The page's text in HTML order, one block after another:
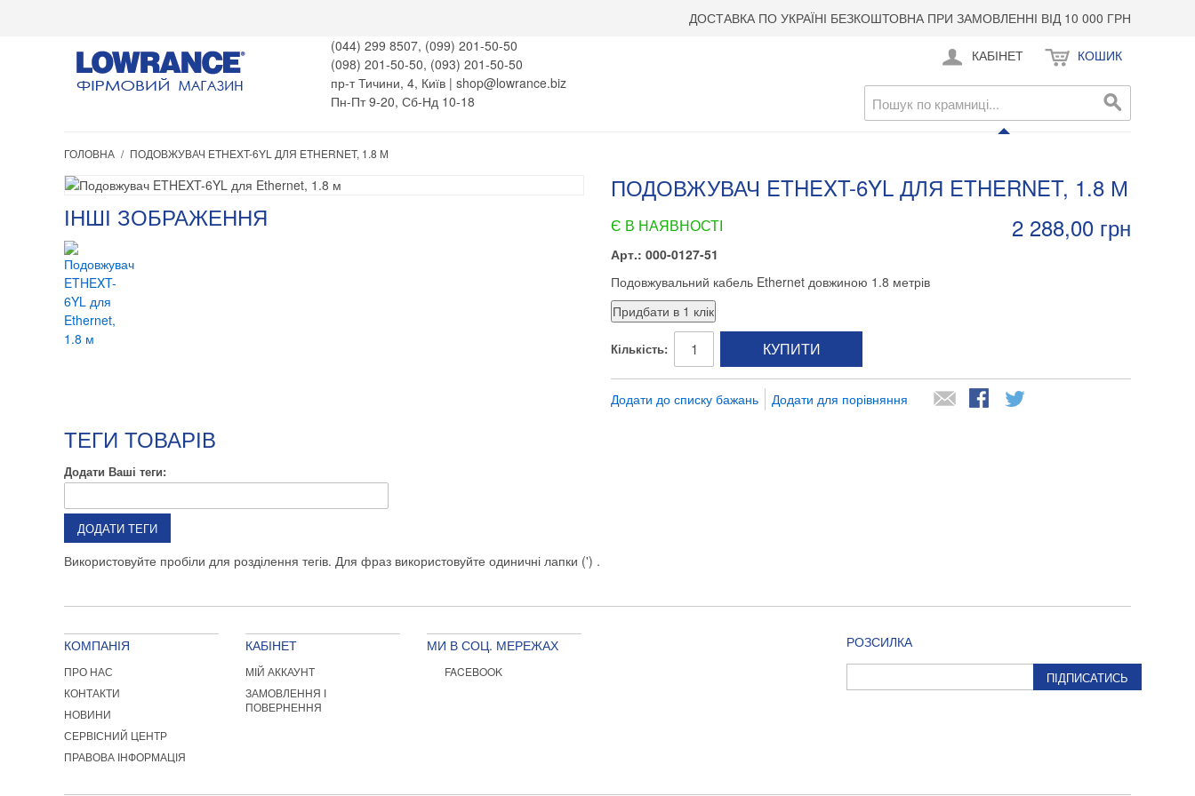
ДОСТАВКА ПО УКРАЇНІ БЕЗКОШТОВНА ПРИ ЗАМОВЛЕННІ ВІД 10 000 ГРН
(044) 299 8507, (099) 201-50-50
(098) 201-50-50, (093) 201-50-50
пр-т Тичини, 4, Київ | shop@lowrance.biz
Пн-Пт 9-20, Сб-Нд 10-18
КАБІНЕТ КОШИК
ГОЛОВНА / ПОДОВЖУВАЧ ETHEXT-6YL ДЛЯ ETHERNET, 1.8 М
ІНШІ ЗОБРАЖЕННЯ
ПОДОВЖУВАЧ ETHEXT-6YL ДЛЯ ETHERNET, 1.8 М
2 288,00 грн
Є В НАЯВНОСТІ
Арт.: 000-0127-51
Подовжувальний кабель Ethernet довжиною 1.8 метрів
Кількість: КУПИТИ
Додати до списку бажань Додати для порівняння
ТЕГИ ТОВАРІВ
Додати Ваші теги:
ДОДАТИ ТЕГИ
Використовуйте пробіли для розділення тегів. Для фраз використовуйте одиничні лапки (') .
РОЗСИЛКА
ПІДПИСАТИСЬ
КОМПАНІЯ
ПРО НАС
КОНТАКТИ
НОВИНИ
СЕРВІСНИЙ ЦЕНТР
ПРАВОВА ІНФОРМАЦІЯ
КАБІНЕТ
МІЙ АККАУНТ
ЗАМОВЛЕННЯ І
ПОВЕРНЕННЯ
МИ В СОЦ. МЕРЕЖАХ
FACEBOOK